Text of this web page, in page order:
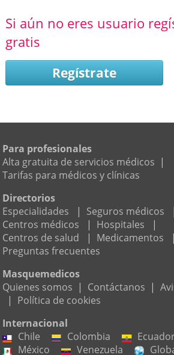
Si aún no eres usuario
gratis
Regístrate
Para profesionales
Alta gratuita de servicios médicos |
Tarifas para médicos y clínicas
Directorios
Especialidades
| Seguros médicos
Centros médicos
| Hospitales
|
Centros de salud
| Medicamentos
|
Preguntas frecuentes
Masquemedicos
Quienes somos | Contáctanos |
| Política de cookies
Internacional
Chile
Colombia
México
Venezuela